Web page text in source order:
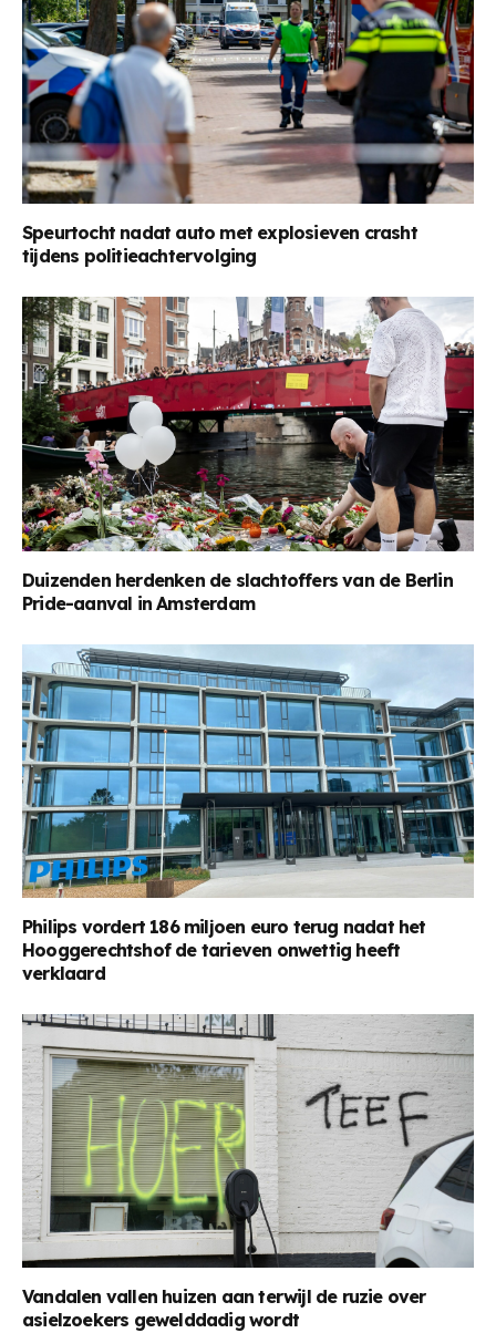
Speurtocht nadat auto met explosieven crasht
tijdens politieachtervolging
Duizenden herdenken de slachtoffers van de Berlin
Pride-aanval in Amsterdam
Philips vordert 186 miljoen euro terug nadat het
Hooggerechtshof de tarieven onwettig heeft
verklaard
Vandalen vallen huizen aan terwijl de ruzie over
asielzoekers gewelddadig wordt